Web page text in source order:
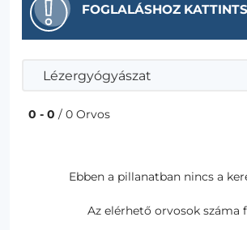
FOGLALÁSHOZ
Lézergyógyászat
0 - 0 / 0 Orvos
Ebben a pillanatban nincs a
Az elérhető orvosok száma